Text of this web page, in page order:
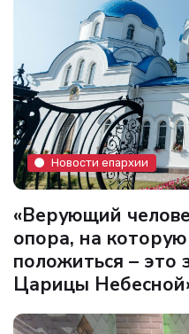
Новости епархии
«Верующий
опора, на
положиться – это
Царицы